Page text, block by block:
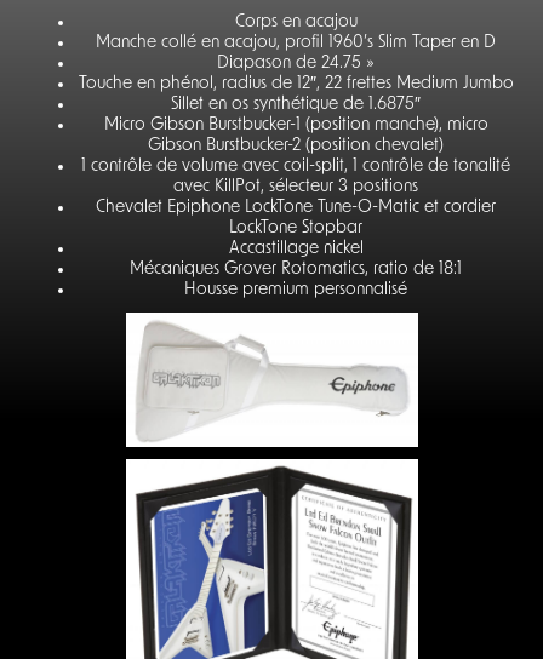
Corps en acajou
Manche collé en acajou, profil 1960’s Slim Taper en D
Diapason de 24.75 »
Touche en phénol, radius de 12″, 22 frettes Medium Jumbo
Sillet en os synthétique de 1.6875″
Micro Gibson Burstbucker-1 (position manche), micro
Gibson Burstbucker-2 (position chevalet)
1 contrôle de volume avec coil-split, 1 contrôle de tonalité
avec KillPot, sélecteur 3 positions
Chevalet Epiphone LockTone Tune-O-Matic et cordier
LockTone Stopbar
Accastillage nickel
Mécaniques Grover Rotomatics, ratio de 18:1
Housse premium personnalisé